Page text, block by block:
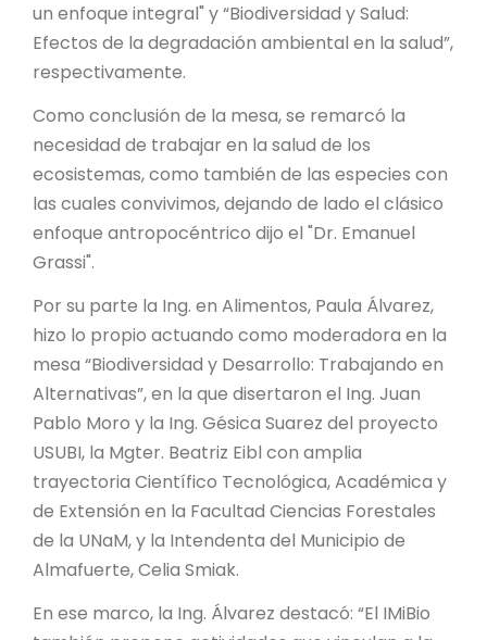
un enfoque integral" y “Biodiversidad y Salud:
Efectos de la degradación ambiental en la salud”,
respectivamente.
Como conclusión de la mesa, se remarcó la
necesidad de trabajar en la salud de los
ecosistemas, como también de las especies con
las cuales convivimos, dejando de lado el clásico
enfoque antropocéntrico dijo el "Dr. Emanuel
Grassi".
Por su parte la Ing. en Alimentos, Paula Álvarez,
hizo lo propio actuando como moderadora en la
mesa “Biodiversidad y Desarrollo: Trabajando en
Alternativas”, en la que disertaron el Ing. Juan
Pablo Moro y la Ing. Gésica Suarez del proyecto
USUBI, la Mgter. Beatriz Eibl con amplia
trayectoria Científico Tecnológica, Académica y
de Extensión en la Facultad Ciencias Forestales
de la UNaM, y la Intendenta del Municipio de
Almafuerte, Celia Smiak.
En ese marco, la Ing. Álvarez destacó: “El IMiBio